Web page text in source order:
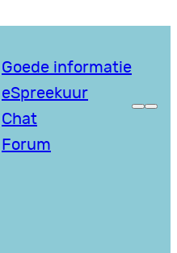
Goede informatie
eSpreekuur
Chat
Forum